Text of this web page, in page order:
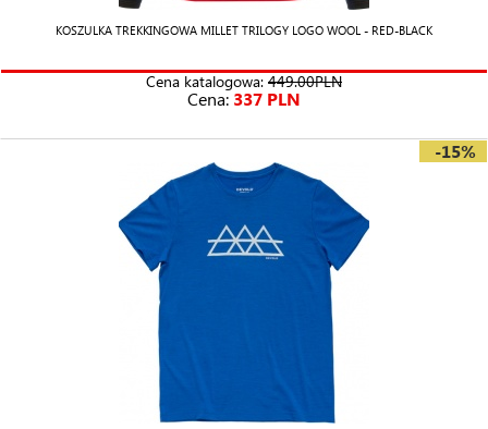
KOSZULKA TREKKINGOWA MILLET TRILOGY LOGO WOOL - RED-BLACK
Cena katalogowa: 449.00PLN
Cena: 337 PLN
-15%